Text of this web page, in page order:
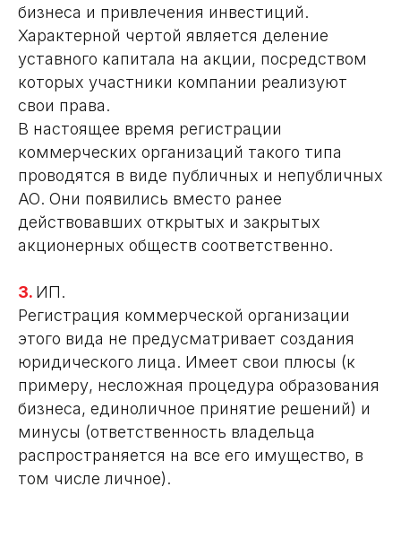
бизнеса и привлечения инвестиций.
Характерной чертой является деление
уставного капитала на акции, посредством
которых участники компании реализуют
свои права.
В настоящее время регистрации
коммерческих организаций такого типа
проводятся в виде публичных и непубличных
АО. Они появились вместо ранее
действовавших открытых и закрытых
акционерных обществ соответственно.
3. ИП.
Регистрация коммерческой организации
этого вида не предусматривает создания
юридического лица. Имеет свои плюсы (к
примеру, несложная процедура образования
бизнеса, единоличное принятие решений) и
минусы (ответственность владельца
распространяется на все его имущество, в
том числе личное).